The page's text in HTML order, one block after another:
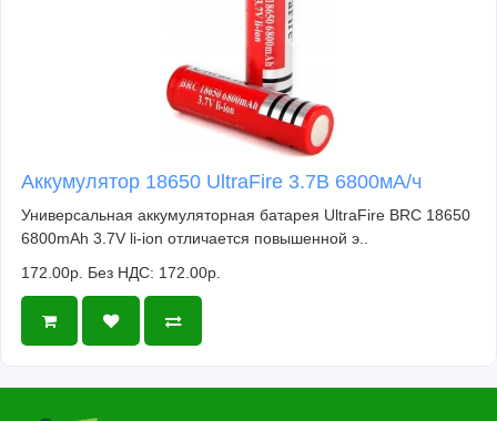
Аккумулятор 18650 UltraFire 3.7В 6800мА/ч
Универсальная аккумуляторная батарея UltraFire BRC 18650
6800mAh 3.7V li-ion отличается повышенной э..
172.00р. Без НДС: 172.00р.